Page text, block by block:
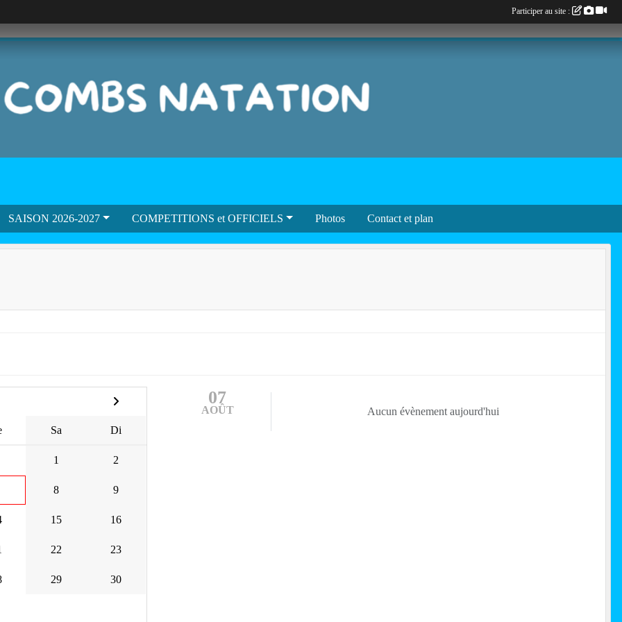
SAISON 2026-2027 COMPETITIONS et OFFICIELS Photos Contact et plan
Sa Di
1 2
8 9
15 16
22 23
29 30
07
AOÛT Aucun évènement aujourd'hui
Participer au site :